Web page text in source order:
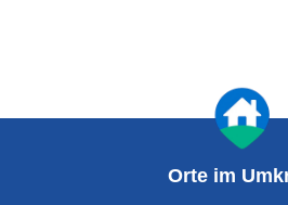
Orte im